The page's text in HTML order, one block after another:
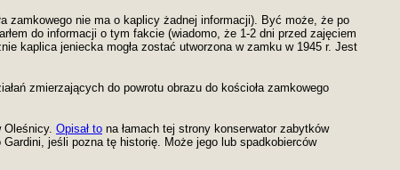
zamkowego nie ma o kaplicy żadnej informacji). Być może, że po
do informacji o tym fakcie (wiadomo, że 1-2 dni przed zajęciem
kaplica jeniecka mogła zostać utworzona w zamku w 1945 r. Jest
zmierzających do powrotu obrazu do kościoła zamkowego
Oleśnicy. Opisał to na łamach tej strony konserwator zabytków
jeśli pozna tę historię. Może jego lub spadkobierców